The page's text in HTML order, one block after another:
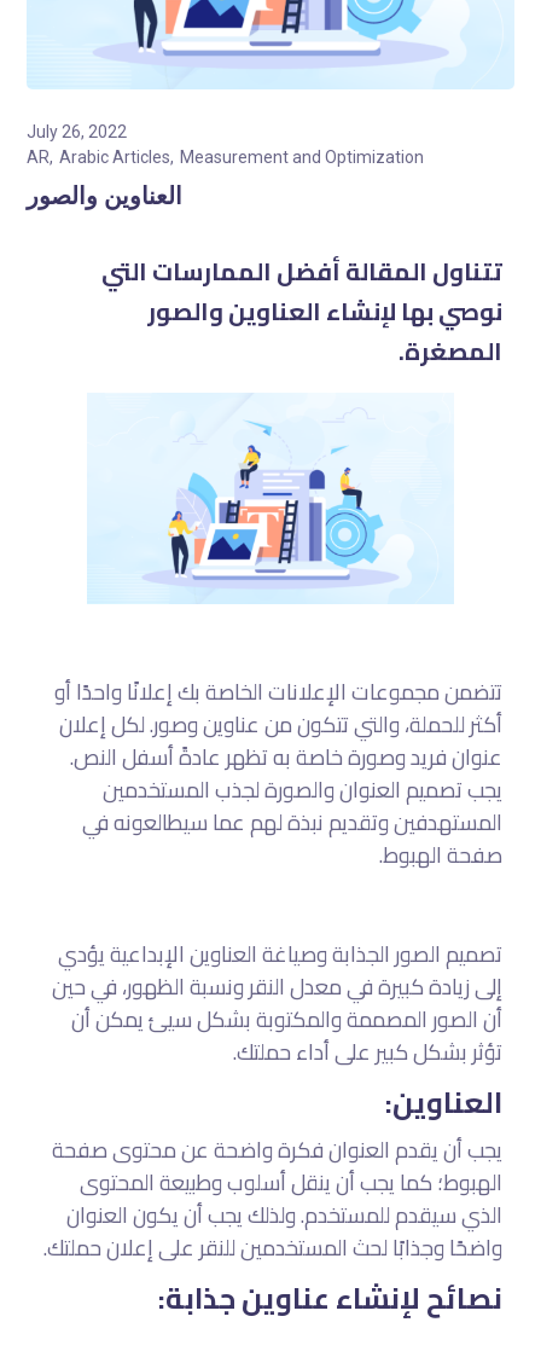
July 26, 2022
AR Arabic Articles Measurement and Optimization
العناوين والصور
تتناول المقالة أفضل الممارسات التي
نوصي بها لإنشاء العناوين والصور
المصغرة.
تتضمن مجموعات الإعلانات الخاصة بك إعلانًا واحدًا أو
أكثر للحملة، والتي تتكون من عناوين وصور. لكل إعلان
عنوان فريد وصورة خاصة به تظهر عادةً أسفل النص.
يجب تصميم العنوان والصورة لجذب المستخدمين
المستهدفين وتقديم نبذة لهم عما سيطالعونه في
صفحة الهبوط.
تصميم الصور الجذابة وصياغة العناوين الإبداعية يؤدي
إلى زيادة كبيرة في معدل النقر ونسبة الظهور، في حين
أن الصور المصممة والمكتوبة بشكل سيئ يمكن أن
تؤثر بشكل كبير على أداء حملتك.
العناوين:
يجب أن يقدم العنوان فكرة واضحة عن محتوى صفحة
الهبوط؛ كما يجب أن ينقل أسلوب وطبيعة المحتوى
الذي سيقدم للمستخدم. ولذلك يجب أن يكون العنوان
واضحًا وجذابًا لحث المستخدمين للنقر على إعلان حملتك.
نصائح لإنشاء عناوين جذابة: